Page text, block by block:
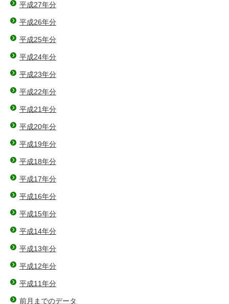
平成27年分
平成26年分
平成25年分
平成24年分
平成23年分
平成22年分
平成21年分
平成20年分
平成19年分
平成18年分
平成17年分
平成16年分
平成15年分
平成14年分
平成13年分
平成12年分
平成11年分
前月までのデータ